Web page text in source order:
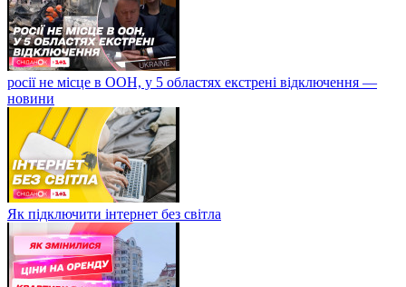
росії не місце в ООН, у 5 областях екстрені відключення —
новини
Як підключити інтернет без світла